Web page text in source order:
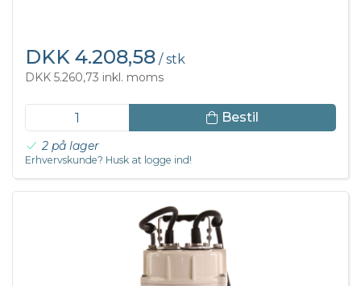
DKK 4.208,58 / stk
DKK 5.260,73 inkl. moms
Bestil
2 på lager
Erhvervskunde? Husk at logge ind!